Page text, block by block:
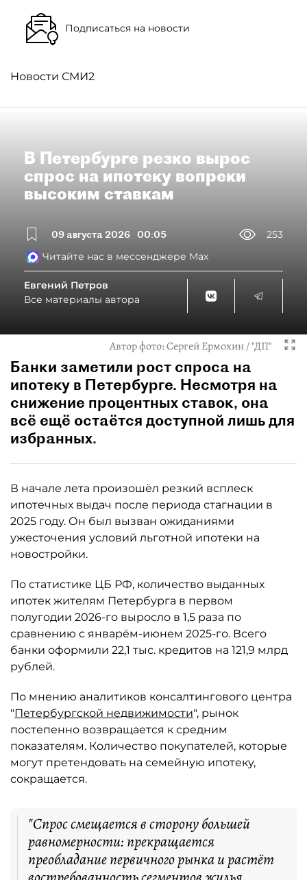
Подписаться на новости
Новости СМИ2
В Петербурге резко вырос
спрос на ипотеку вопреки
высоким ставкам
09 августа 2026 00:05
253
Читайте нас в мессенджере Max
Евгений Петров
Все материалы автора
Автор фото:Сергей Ермохин / "ДП"
Банки заметили рост спроса на
ипотеку в Петербурге. Несмотря на
снижение процентных ставок, она
всё ещё остаётся доступной лишь для
избранных.
В начале лета произошёл резкий всплеск
ипотечных выдач после периода стагнации в
2025 году. Он был вызван ожиданиями
ужесточения условий льготной ипотеки на
новостройки.
По статистике ЦБ РФ, количество выданных
ипотек жителям Петербурга в первом
полугодии 2026-го выросло в 1,5 раза по
сравнению с январём-июнем 2025-го. Всего
банки оформили 22,1 тыс. кредитов на 121,9 млрд
рублей.
По мнению аналитиков консалтингового центра
"Петербургской недвижимости", рынок
постепенно возвращается к средним
показателям. Количество покупателей, которые
могут претендовать на семейную ипотеку,
сокращается.
"Спрос смещается в сторону большей
равномерности: прекращается
преобладание первичного рынка и растёт